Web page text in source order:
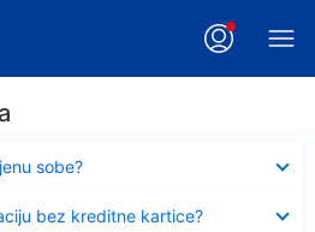
sobe?
bez kreditne kartice?